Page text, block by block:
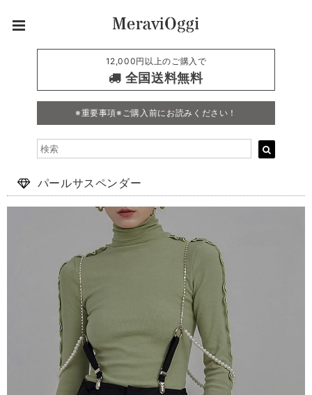
12,000円以上のご購入で
全国送料無料
※重要事項※ご購入前にお読みください！
パールサスペンダー